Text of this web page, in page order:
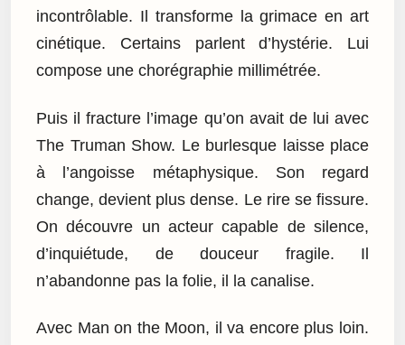
incontrôlable. Il transforme la grimace en art
cinétique. Certains parlent d’hystérie. Lui
compose une chorégraphie millimétrée.
Puis il fracture l’image qu’on avait de lui avec
The Truman Show. Le burlesque laisse place
à l’angoisse métaphysique. Son regard
change, devient plus dense. Le rire se fissure.
On découvre un acteur capable de silence,
d’inquiétude, de douceur fragile. Il
n’abandonne pas la folie, il la canalise.
Avec Man on the Moon, il va encore plus loin.